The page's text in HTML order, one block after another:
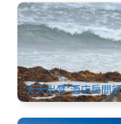
阿德萊德 | 袋鼠島
2.5k 已預訂
AUD $828.00 $
天天出發*酒店房間